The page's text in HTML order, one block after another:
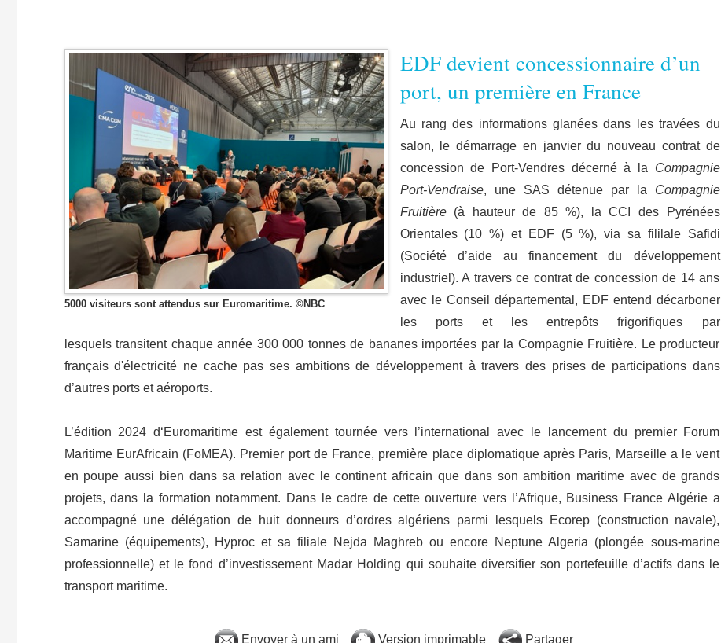
5000 visiteurs sont attendus sur Euromaritime. ©NBC
EDF devient concessionnaire d’un
port, un première en France
Au rang des informations glanées dans les travées du
salon, le démarrage en janvier du nouveau contrat de
concession de Port-Vendres décerné à la Compagnie
Port-Vendraise, une SAS détenue par la Compagnie
Fruitière(à hauteur de 85 %), la CCI des Pyrénées
Orientales (10 %) et EDF (5 %), via sa fililale Safidi
(Société d’aide au financement du développement
industriel). A travers ce contrat de concession de 14 ans
avec le Conseil départemental, EDF entend décarboner
les ports et les entrepôts frigorifiques par
lesquels transitent chaque année 300 000 tonnes de bananes importées par la Compagnie Fruitière. Le producteur
français d'électricité ne cache pas ses ambitions de développement à travers des prises de participations dans
d’autres ports et aéroports.
L’édition 2024 d‘Euromaritime est également tournée vers l’international avec le lancement du premier Forum
Maritime EurAfricain (FoMEA). Premier port de France, première place diplomatique après Paris, Marseille a le vent
en poupe aussi bien dans sa relation avec le continent africain que dans son ambition maritime avec de grands
projets, dans la formation notamment. Dans le cadre de cette ouverture vers l’Afrique, Business France Algérie a
accompagné une délégation de huit donneurs d’ordres algériens parmi lesquels Ecorep (construction navale),
Samarine (équipements), Hyproc et sa filiale Nejda Maghreb ou encore Neptune Algeria (plongée sous-marine
professionnelle) et le fond d’investissement Madar Holding qui souhaite diversifier son portefeuille d’actifs dans le
transport maritime.
Envoyer à un ami Version imprimable Partager